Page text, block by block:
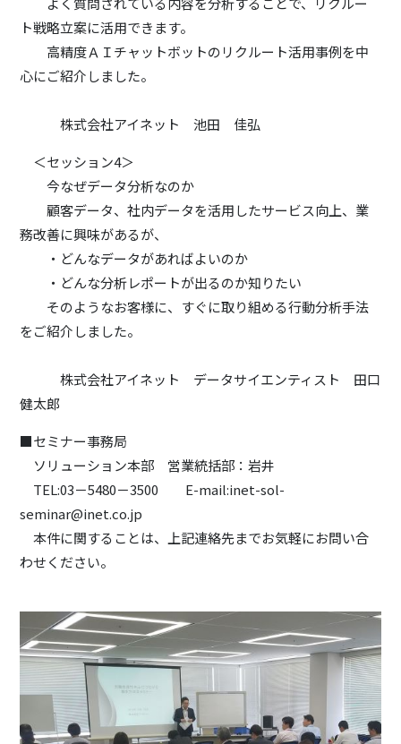
ト戦略立案に活用できます。
高精度ＡＩチャットボットのリクルート活用事例を中
心にご紹介しました。
株式会社アイネット 池田 佳弘
＜セッション4＞
今なぜデータ分析なのか
顧客データ、社内データを活用したサービス向上、業
務改善に興味があるが、
・どんなデータがあればよいのか
・どんな分析レポートが出るのか知りたい
そのようなお客様に、すぐに取り組める行動分析手法
をご紹介しました。
株式会社アイネット データサイエンティスト 田口
健太郎
■セミナー事務局
ソリューション本部 営業統括部：岩井
TEL:03－5480－3500 E-mail:inet-sol-
seminar@inet.co.jp
本件に関することは、上記連絡先までお気軽にお問い合
わせください。